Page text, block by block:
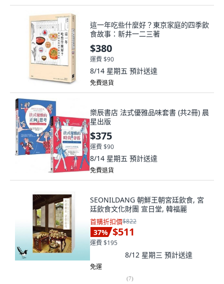
這一年吃些什麼好？東京家庭的四季飲
食故事：新井一二三著
$380
運費 $90
8/14 星期五 預計送達
免費退貨
樂辰書店 法式優雅品味套書 (共2冊) 晨
星出版
$375
運費 $90
8/14 星期五 預計送達
免費退貨
SEONILDANG 朝鮮王朝宮廷飲食, 宮
廷飲食文化財團 宣日堂, 韓福麗
首購折扣價$822
37% $511
運費 $195
8/12 星期三 預計送達
免運
(7)